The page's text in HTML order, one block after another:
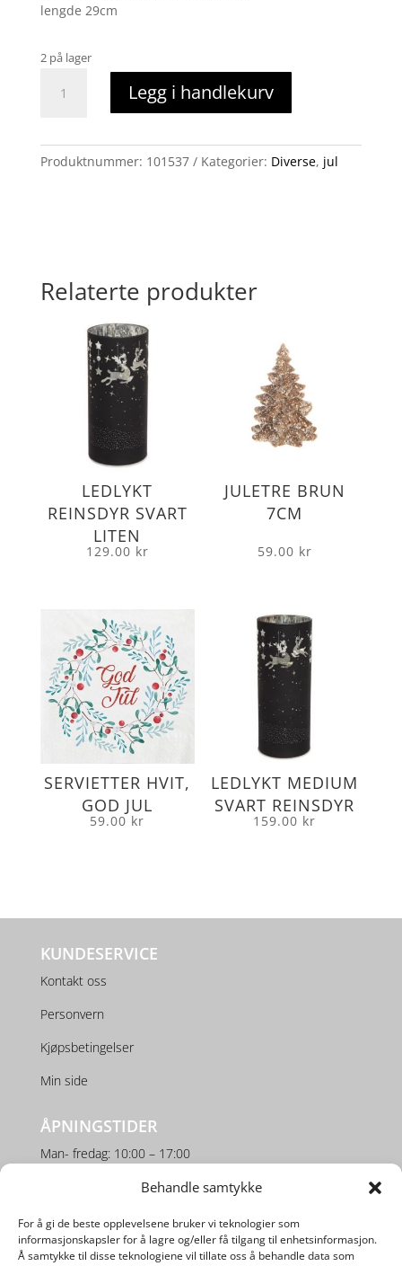
Behandle samtykke
For å gi de beste opplevelsene bruker vi teknologier som
informasjonskapsler for å lagre og/eller få tilgang til enhetsinformasjon.
Å samtykke til disse teknologiene vil tillate oss å behandle data som
lengde 29cm
2 på lager
Julestrømpeholder
DørkransholderLegg i handlekurv
Produktnummer: 101537 Kategorier: Diverse, jul
Relaterte produkter
LEDLYKT
REINSDYR SVART
LITEN
129.00 kr
JULETRE BRUN
7CM
59.00 kr
SERVIETTER HVIT,
GOD JUL
59.00 kr
LEDLYKT MEDIUM
SVART REINSDYR
159.00 kr
KUNDESERVICE
Kontakt oss
Personvern
Kjøpsbetingelser
Min side
ÅPNINGSTIDER
Man- fredag: 10:00 – 17:00
Lørdag: 10:00 – 16:00
SOSIALE MEDIER